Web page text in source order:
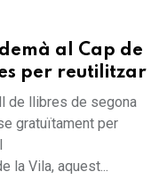
al Cap de
per reutilitzar
de llibres de segona
gratuïtament per
la Vila, aquest...